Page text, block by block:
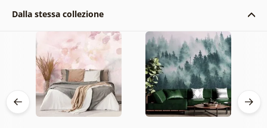
Dalla stessa collezione